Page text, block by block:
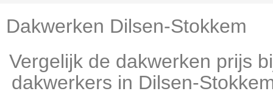
Dakwerken Dilsen-Stokkem
Vergelijk de dakwerken prijs
dakwerkers in Dilsen-